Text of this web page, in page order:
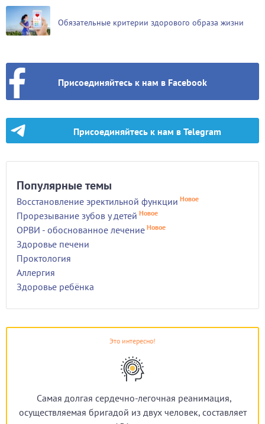
Обязательные критерии здорового образа жизни
Присоединяйтесь к нам в Facebook
Присоединяйтесь к нам в Telegram
Популярные темы
Восстановление эректильной функции Новое
Прорезывание зубов у детей Новое
ОРВИ - обоснованное лечение Новое
Здоровье печени
Проктология
Аллергия
Здоровье ребёнка
Это интересно!
Самая долгая сердечно-легочная реанимация,
осуществляемая бригадой из двух человек, составляет